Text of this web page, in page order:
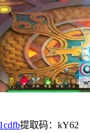
提取码：kY62